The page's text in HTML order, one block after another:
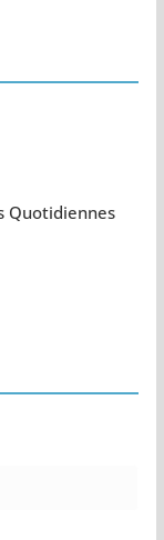
Quotidiennes